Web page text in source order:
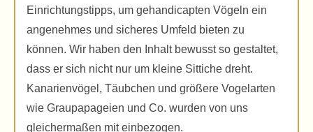
Einrichtungstipps, um gehandicapten Vögeln ein
angenehmes und sicheres Umfeld bieten zu
können. Wir haben den Inhalt bewusst so gestaltet,
dass er sich nicht nur um kleine Sittiche dreht.
Kanarienvögel, Täubchen und größere Vogelarten
wie Graupapageien und Co. wurden von uns
gleichermaßen mit einbezogen.